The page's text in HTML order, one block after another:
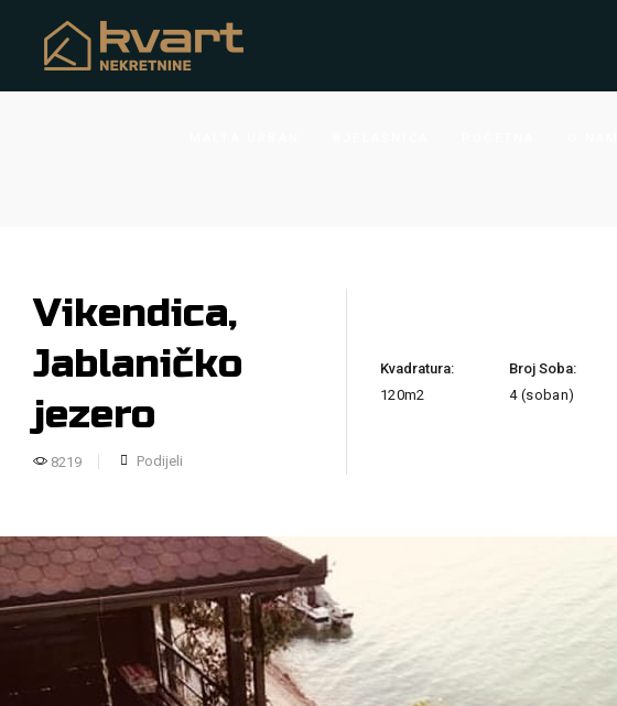
Vikendica,
Jablaničko
jezero
8219 Podijeli
Kvadratura:
120m2
Broj Soba:
4 (soban)